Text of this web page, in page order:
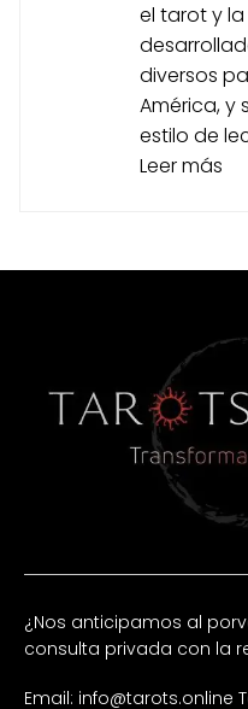
el tarot y
diversos
América, y
estilo de
Leer más
¿Nos anticipamos al
consulta privada con la
Email: info@tarots.online